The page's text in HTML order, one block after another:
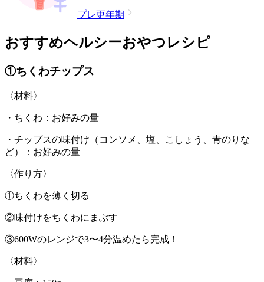
プレ更年期
おすすめヘルシーおやつレシピ
①ちくわチップス
〈材料〉
・ちくわ：お好みの量
・チップスの味付け（コンソメ、塩、こしょう、青のりな
ど）：お好みの量
〈作り方〉
①ちくわを薄く切る
②味付けをちくわにまぶす
③600Wのレンジで3〜4分温めたら完成！
〈材料〉